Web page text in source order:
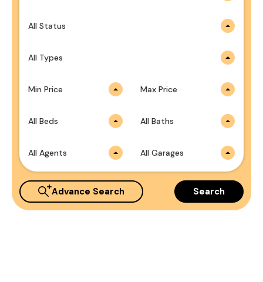
All Status
All Types
Min Price Max Price
All Beds All Baths
All Agents All Garages
Advance Search Search